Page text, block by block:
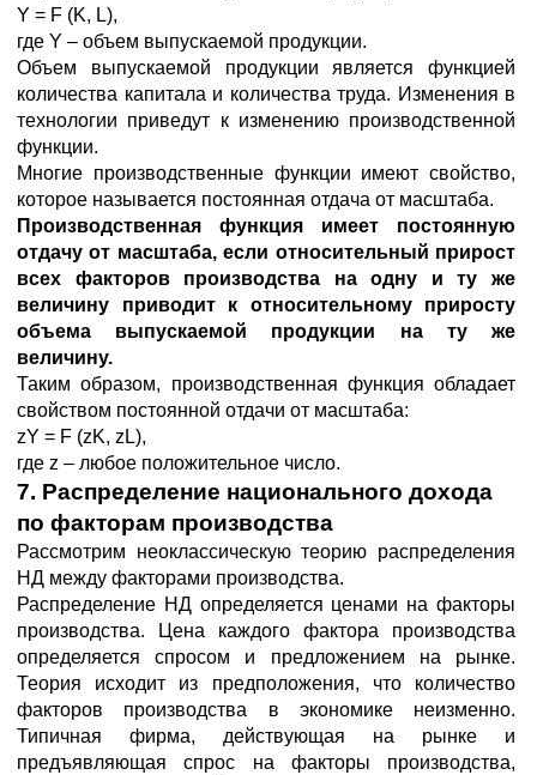
Y = F (K, L),
где Y – объем выпускаемой продукции.
Объем выпускаемой продукции является функцией
количества капитала и количества труда. Изменения в
технологии приведут к изменению производственной
функции.
Многие производственные функции имеют свойство,
которое называется постоянная отдача от масштаба.
Производственная функция имеет постоянную
отдачу от масштаба, если относительный прирост
всех факторов производства на одну и ту же
величину приводит к относительному приросту
объема выпускаемой продукции на ту же
величину.
Таким образом, производственная функция обладает
свойством постоянной отдачи от масштаба:
zY = F (zK, zL),
где z – любое положительное число.
7. Распределение национального дохода
по факторам производства
Рассмотрим неоклассическую теорию распределения
НД между факторами производства.
Распределение НД определяется ценами на факторы
производства. Цена каждого фактора производства
определяется спросом и предложением на рынке.
Теория исходит из предположения, что количество
факторов производства в экономике неизменно.
Типичная фирма, действующая на рынке и
предъявляющая спрос на факторы производства,